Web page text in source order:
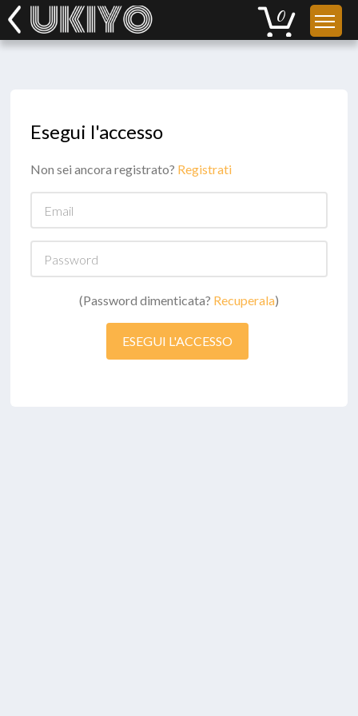
Esegui l'accesso
Non sei ancora registrato? Registrati
(Password dimenticata? Recuperala)